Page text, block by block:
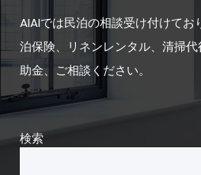
AIAIでは民泊の相談受け付けてお
泊保険、リネンレンタル、清掃
助金、ご相談ください。
検索